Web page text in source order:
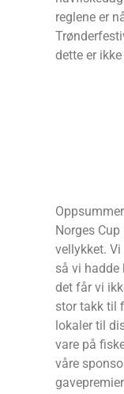
reglene er
dette er ikke
Norges
vellykket.
så vi hadde
det får vi
stor takk til
lokaler til
vare på
våre